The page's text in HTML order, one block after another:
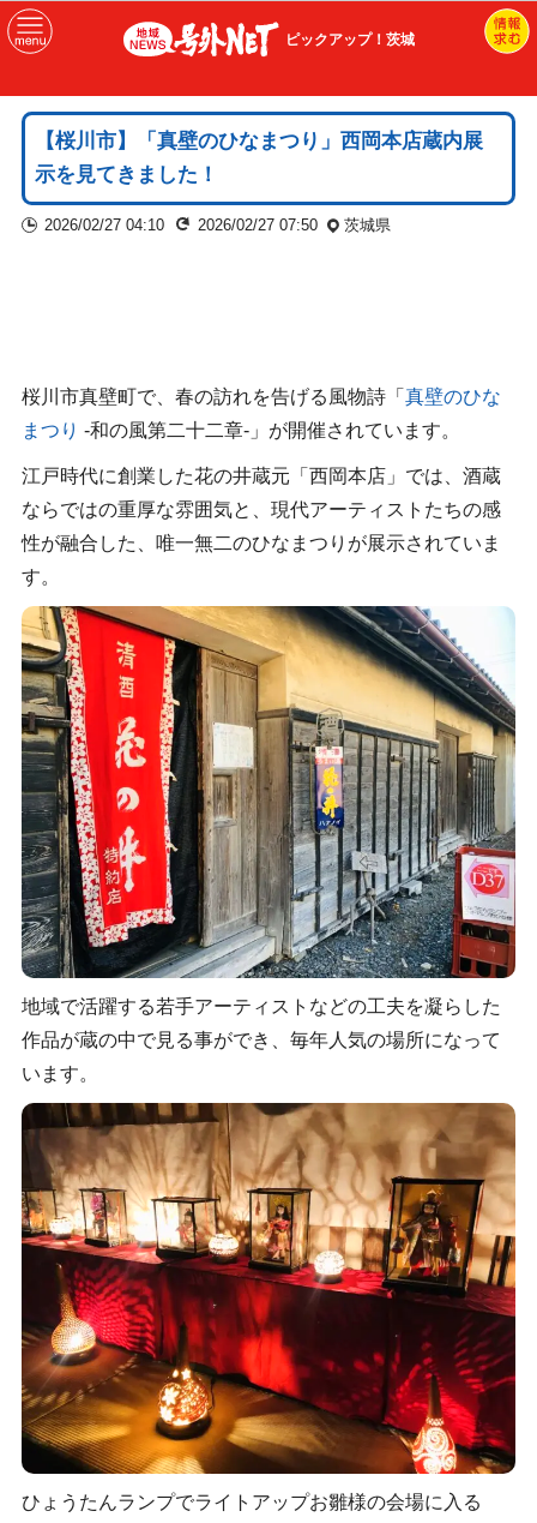
ピックアップ！茨城
【桜川市】「真壁のひなまつり」西岡本店蔵内展
示を見てきました！
2026/02/27 04:10 2026/02/27 07:50 茨城県
桜川市真壁町で、春の訪れを告げる風物詩「 真壁のひな
まつり -和の風第二十二章-」が開催されています。
江戸時代に創業した花の井蔵元「西岡本店」では、酒蔵
ならではの重厚な雰囲気と、現代アーティストたちの感
性が融合した、唯一無二のひなまつりが展示されていま
す。
地域で活躍する若手アーティストなどの工夫を凝らした
作品が蔵の中で見る事ができ、毎年人気の場所になって
います。
ひょうたんランプでライトアップお雛様の会場に入る